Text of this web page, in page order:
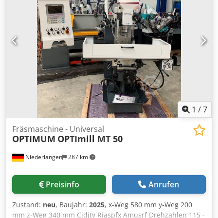
Fach Werkzeugrevolver
1 /7
Niederlangen 287 km
Fräsmaschine - Universal
OPTIMUM OPTImill MT 50
Preisinfo Anrufen
Zustand: neu, Baujahr: 2025, x-Weg 580 mm y-Weg 200
mm z-Weg 340 mm Cjdjtv Riaspfx Amusrf Drehzahlen 115 -